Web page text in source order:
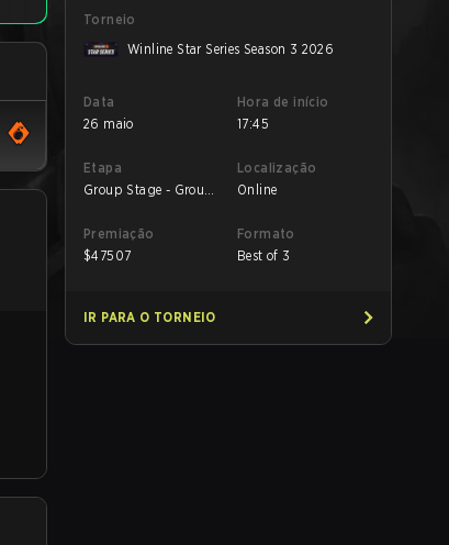
Torneio
Winline Star Series Season 3 2026
Data
26 maio
Hora de início
17:45
Etapa
Group Stage - Group
Localização
Online
Premiação
$47507
Formato
Best of 3
IR PARA O TORNEIO